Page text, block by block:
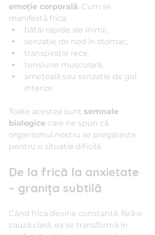
emoție corporală. Cum se
manifestă frica:
bătăi rapide ale inimii,
senzație de nod în stomac,
transpirație rece,
tensiune musculară,
amețeală sau senzație de gol
interior.
Toate acestea sunt semnale
biologice care ne spun că
organismul nostru se pregătește
pentru o situație dificilă.
De la frică la anxietate
– granița subtilă
Când frica devine constantă, fără o
cauză clară, ea se transformă în